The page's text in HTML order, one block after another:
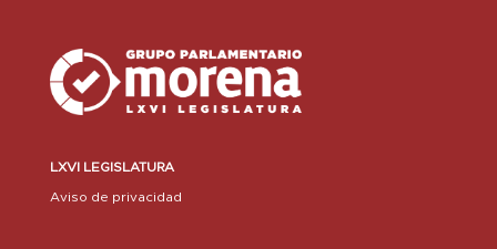
LXVI LEGISLATURA
Aviso de privacidad